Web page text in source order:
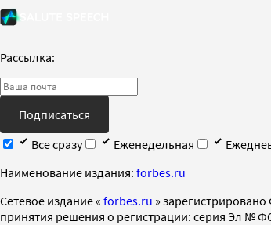
Рассылка:
Подписаться
Все сразу
Еженедельная
Наименование издания: forbes.ru
Cетевое издание « forbes.ru »
принятия решения о регистрации: серия Эл №